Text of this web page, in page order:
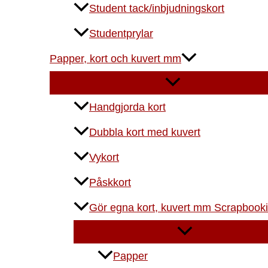
Student tack/inbjudningskort
Studentprylar
Papper, kort och kuvert mm
Handgjorda kort
Dubbla kort med kuvert
Vykort
Påskkort
Gör egna kort, kuvert mm
Papper